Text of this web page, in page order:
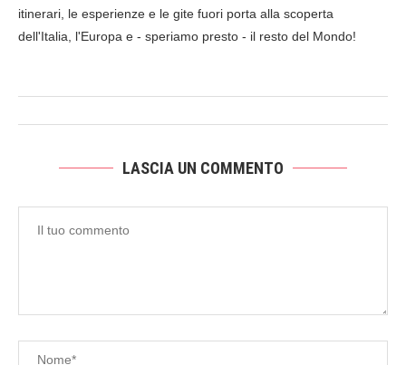
itinerari, le esperienze e le gite fuori porta alla scoperta
dell'Italia, l'Europa e - speriamo presto - il resto del Mondo!
LASCIA UN COMMENTO